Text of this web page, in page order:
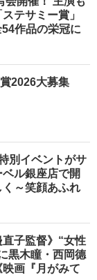
テサミー賞」
作品の栄冠に
2026大募集
別イベントがサ
ル銀座店で開
～笑顔あふれ
直子監督》“女性
黒木瞳・西岡德
画『月がみて